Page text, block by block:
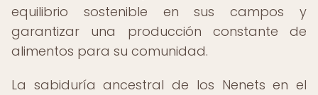
equilibrio sostenible en sus campos y
garantizar una producción constante de
alimentos para su comunidad.
La sabiduría ancestral de los Nenets en el